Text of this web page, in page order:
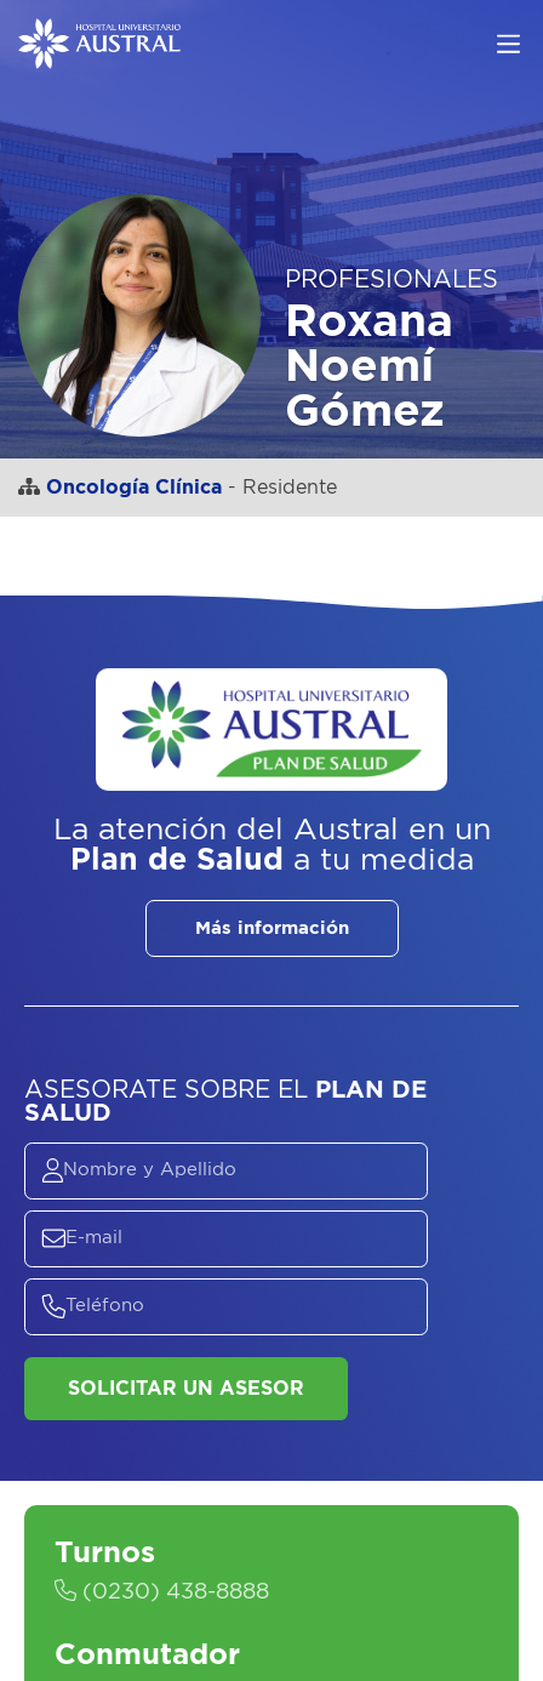
PROFESIONALES
Roxana
Noemí
Gómez
Oncología Clínica - Residente
La atención del Austral
en un
Plan de Salud a tu medida
Más información
ASESORATE SOBREELPLAN DE
SALUD
SOLICITAR UN ASESOR
Turnos
(0230) 438-8888
Conmutador